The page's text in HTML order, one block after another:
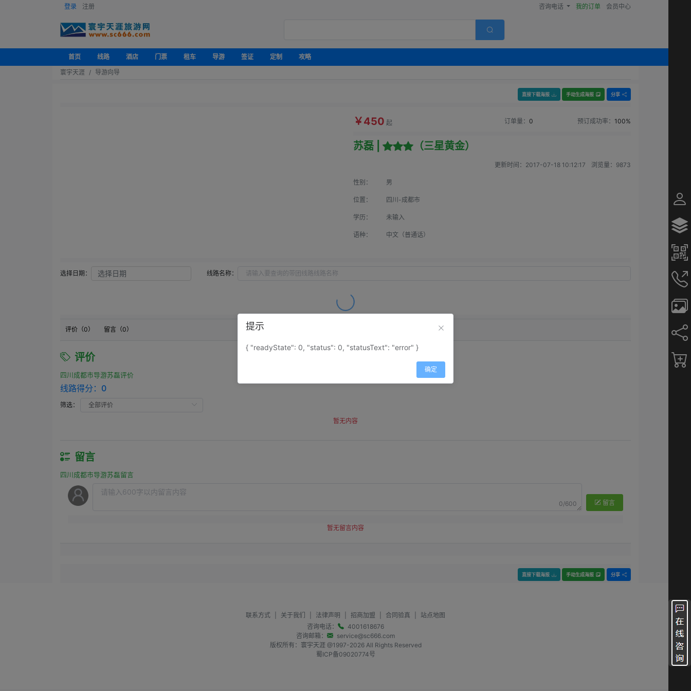
登录 注册 咨询电话 我的订单 会员中心
首页 线路 酒店 门票 租车 导游 签证 定制
攻略
寰宇天涯
导游向导
直接下载海报 手动生成海报 分享
￥450 起 订单量： 0 预订成功率： 100%
苏磊 | （三星黄金）
更新时间： 2017-07-18 10:12:17 浏览量： 9873
性别： 男
位置： 四川-成都市
学历： 未输入
语种： 中文（普通话）
选择日期： 线路名称：
评价（0） 留言（0）
评价
四川成都市导游苏磊评价
线路得分： 0
筛选：
暂无内容
留言
四川成都市导游苏磊留言
0/600 留言
暂无留言内容
直接下载海报 手动生成海报 分享
联系方式 关于我们 法律声明 招商加盟 合同验真
站点地图
咨询电话：
4001618676
咨询邮箱：
service@sc666.com
版权所有：寰宇天涯 @1997-2026All Rights Reserved
蜀ICP备09020774号
提示
{ "readyState": 0, "status": 0, "statusText": "error" }
确定